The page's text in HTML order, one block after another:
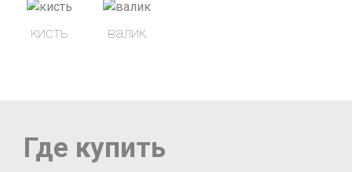
кисть валик
Где купить